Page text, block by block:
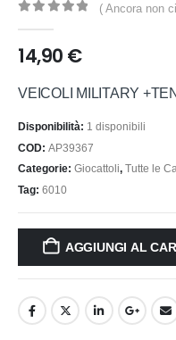
( Ancora non
14,90 €
VEICOLI MILITARY
Disponibilità: 1 disponibili
COD: AP39367
Categorie: Giocattoli, Tutte le
Tag: 6010
AGGIUNGI AL